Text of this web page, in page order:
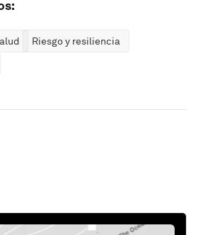
Riesgo y resiliencia